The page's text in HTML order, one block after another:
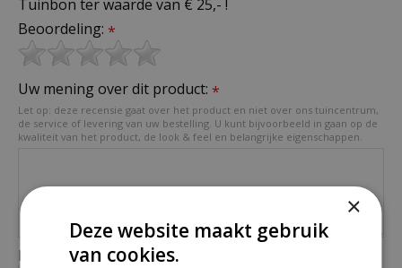
Tuinbon ter waarde van € 25,- !
Beoordeling: *
Uw mening over dit product: *
Let op: deze recensie gaat over het product en niet over ons tuincentrum,
de service of levering van uw bestelling. U kunt bijvoorbeeld in gaan op de
kwaliteit van het product, de look & feel en belangrijke eigenschappen.
Naam (zichtbaar op website):
×
Deze website maakt gebruik
van cookies.